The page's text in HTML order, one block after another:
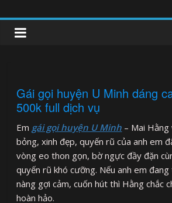
to
content
Gái gọi huyện U Minh dáng
500k full dịch vụ
Em gái gọi huyện U Minh – Mai
bỏng, xinh đẹp, quyến rũ của anh em
vòng eo thon gọn, bờ ngực đầy đặn
quyến rũ khó cưỡng. Nếu anh em
nàng gợi cảm, cuốn hút thì Hằng chắc
hoàn hảo.